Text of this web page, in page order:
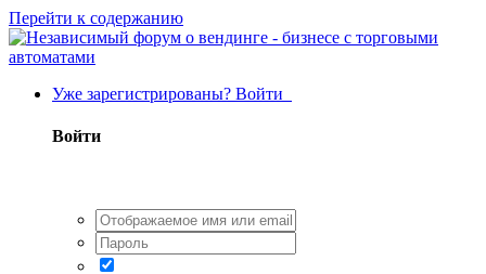
Перейти к содержанию
Уже зарегистрированы? Войти
Войти